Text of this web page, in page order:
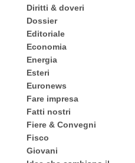
Diritti & doveri
Dossier
Editoriale
Economia
Energia
Esteri
Euronews
Fare impresa
Fatti nostri
Fiere & Convegni
Fisco
Giovani